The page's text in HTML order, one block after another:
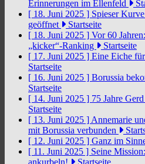
Erinnerungen im Ellenfeld
[ 18. Juni 2025 ] Spieser
geöffnet
Startseite
[ 18. Juni 2025 ] Vor 60
„kicker“-Ranking
Startseite
[ 17. Juni 2025 ] Eine Eiche
Startseite
[ 16. Juni 2025 ] Borussia
Startseite
[ 14. Juni 2025 ] 75 Jahre
Startseite
[ 13. Juni 2025 ] Annemarie
mit Borussia verbunden
[ 12. Juni 2025 ] Ganz im
[ 11. Juni 2025 ] Seine
ankurbeln!
Startseite